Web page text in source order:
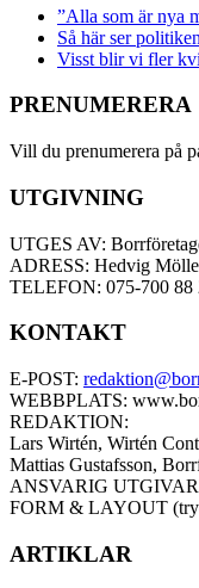
”Alla som är nya
Så här ser
Visst blir vi fler
PRENUMERERA
Vill du prenumerera på
UTGIVNING
UTGES AV:
ADRESS: Hedvig
TELEFON: 075-700 88
KONTAKT
E-POST:
WEBBPLATS:
REDAKTION:
Lars Wirtén, Wirtén
Mattias Gustafsson,
ANSVARIG
FORM & LAYOUT
ARTIKLAR